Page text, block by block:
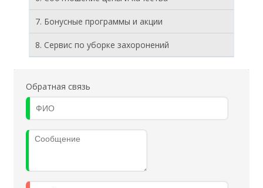
7. Бонусные программы и акции
8. Cервис по уборке захоронений
Обратная связь